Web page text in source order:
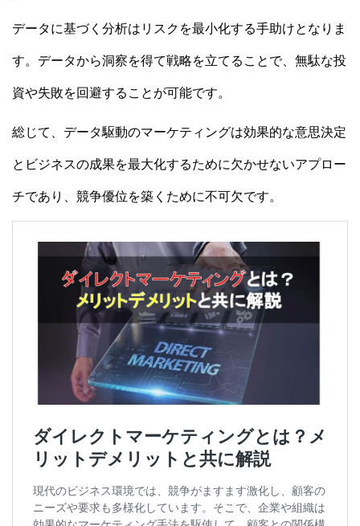
データに基づく分析はリスクを最小化する手助けとなりま
す。データから洞察を得て戦略を立てることで、無駄な投
資や失敗を回避することが可能です。
総じて、データ駆動のマーケティングは効果的な意思決定
とビジネスの成果を最大化するために欠かせないアプロー
チであり、競争優位を築くために不可欠です。